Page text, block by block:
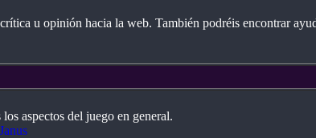
u opinión hacia la web. También podréis encontrar
aspectos del juego en general.
Janus